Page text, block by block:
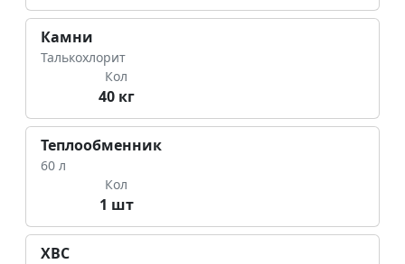
Камни
Талькохлорит
Кол
40 кг
Теплообменник
60 л
Кол
1 шт
ХВС